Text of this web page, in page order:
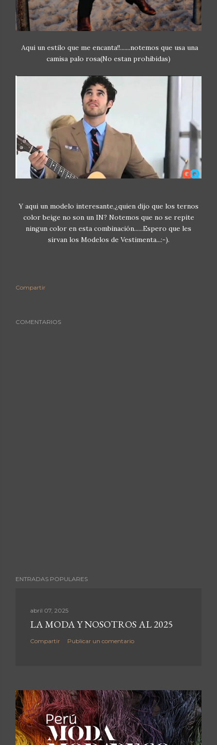
Aqui un estilo que me encanta!!.......notemos que usa una
camisa palo rosa(No estan prohibidas)
Y aqui un modelo interesante,¿quien dijo que los ternos
color beige no son un IN? Notemos que no se repite
ningun color en esta combinación......Espero que les
sirvan los Modelos de Vestimenta...:-).
Compartir
COMENTARIOS
ENTRADAS POPULARES
abril 07, 2025
LA MODA Y NOSOTROS AL 2025
Compartir Publicar un comentario